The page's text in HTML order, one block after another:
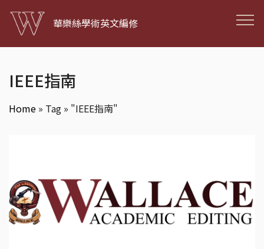
華樂絲學術英文編修
IEEE指南
Home » Tag » "IEEE指南"